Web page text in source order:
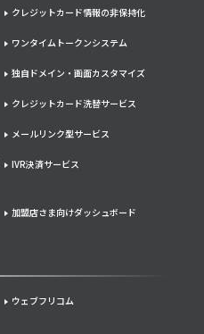
クレジットカード情報の非保持化
ワンタイムトークンシステム
独自ドメイン・画面カスタマイズ
クレジットカード洗替サービス
メールリンク型サービス
IVR決済サービス
加盟店さま向けダッシュボード
ウェブフリコム